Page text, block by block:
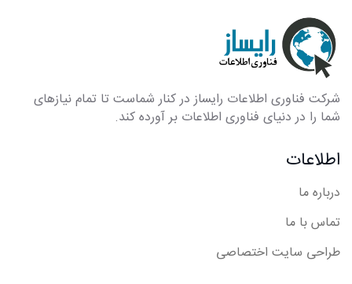
شرکت فناوری اطلاعات رایساز در کنار شماست تا تمام نیازهای
شما را در دنیای فناوری اطلاعات بر آورده کند.
اطلاعات
درباره ما
تماس با ما
طراحی سایت اختصاصی